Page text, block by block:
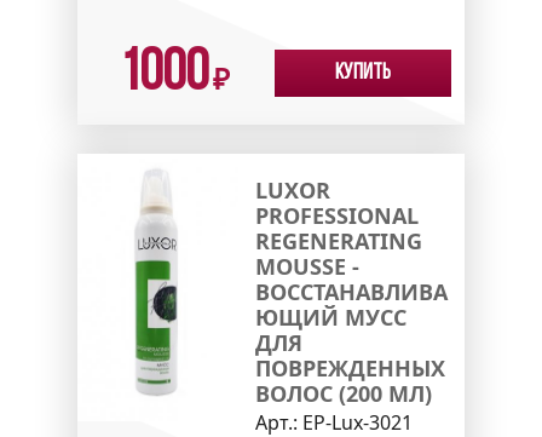
1000₽ Купить
LUXOR
PROFESSIONAL
REGENERATING
MOUSSE -
ВОССТАНАВЛИВА
ЮЩИЙ МУСС
ДЛЯ
ПОВРЕЖДЕННЫХ
ВОЛОС (200 МЛ)
Арт.: EP-Lux-3021